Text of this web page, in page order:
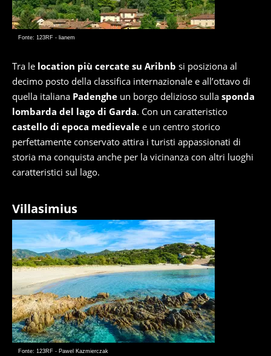
Fonte: 123RF - lianem
Tra le location più cercate su Aribnb si posiziona al
decimo posto della classifica internazionale e all’ottavo di
quella italiana Padenghe un borgo delizioso sulla sponda
lombarda del lago di Garda. Con un caratteristico
castello di epoca medievale e un centro storico
perfettamente conservato attira i turisti appassionati di
storia ma conquista anche per la vicinanza con altri luoghi
caratteristici sul lago.
Villasimius
Fonte: 123RF - Pawel Kazmierczak